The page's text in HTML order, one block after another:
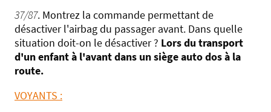
37/87. Montrez la commande permettant de
désactiver l'airbag du passager avant. Dans quelle
situation doit-on le désactiver ? Lors du transport
d'un enfant à l'avant dans un siège auto dos à la
route.
VOYANTS :